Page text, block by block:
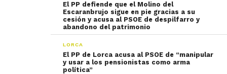
El PP defiende que el Molino del
Escaranbrujo sigue en pie gracias a su
cesión y acusa al PSOE de despilfarro y
abandono del patrimonio
LORCA
El PP de Lorca acusa al PSOE de “manipular
y usar a los pensionistas como arma
política”